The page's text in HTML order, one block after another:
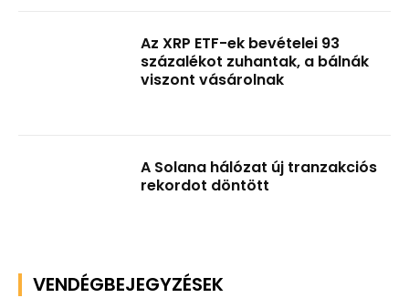
Az XRP ETF-ek bevételei 93
százalékot zuhantak, a bálnák
viszont vásárolnak
A Solana hálózat új tranzakciós
rekordot döntött
VENDÉGBEJEGYZÉSEK